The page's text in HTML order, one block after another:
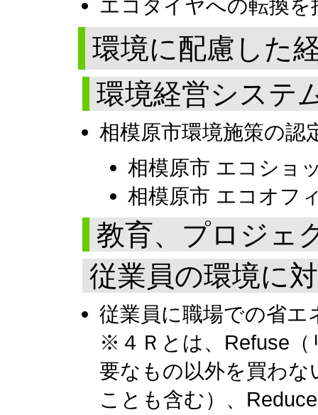
エコタイヤへの転換を
環境に配慮した
環境経営システ
相模原市環境施策の認
相模原市 エコショ
相模原市 エコオフ
教育、プロジェ
従業員の環境に
従業員に職場での省エ
※４Ｒとは、Refuse（
要なもの以外を買わ
ことも含む）、